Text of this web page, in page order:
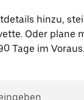
hinzu,
Oder plane
Tage im Voraus.